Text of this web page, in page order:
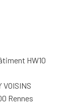
HW10
VOISINS
Rennes